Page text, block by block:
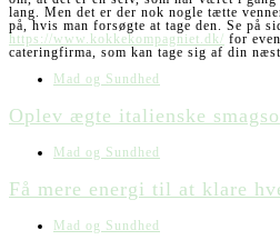
lang. Men det er der nok nogle tætte
på, hvis man forsøgte at tage den. Se på
https://www.kokkekompagniet.dk/ for
cateringfirma, som kan tage sig af din
Mad og Sundhed
Oplev ægte italienske
Mad og Sundhed
Få mere energi til at klare
Mad og Sundhed